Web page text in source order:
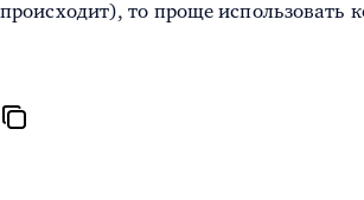
происходит), то проще использовать